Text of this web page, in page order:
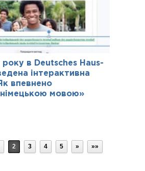
в Deutsches Haus-
інтерактивна
впевнено
німецькою мовою»
2 3 4 5 » »»